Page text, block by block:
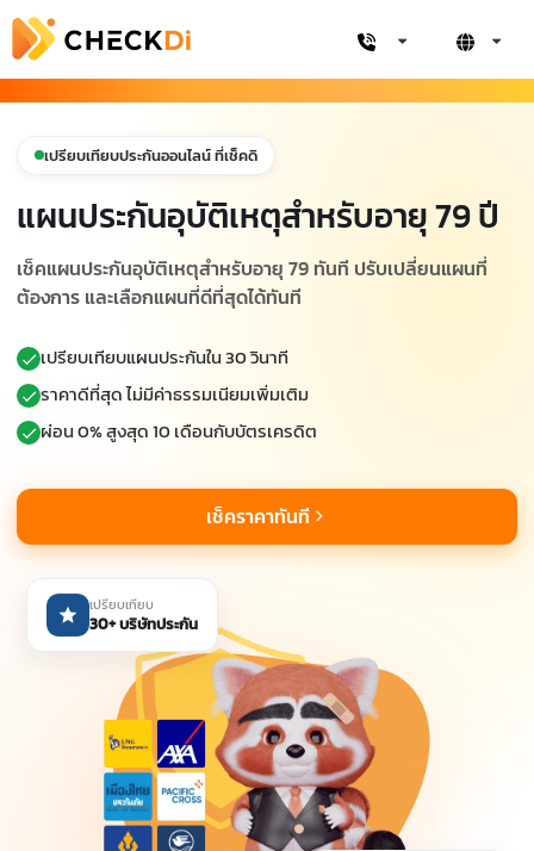
เปรียบเทียบประกันออนไลน์ ที่เช็คดิ
แผนประกันอุบัติเหตุสำหรับอายุ 79 ปี
เช็คแผนประกันอุบัติเหตุสำหรับอายุ 79 ทันที ปรับเปลี่ยนแผนที่
ต้องการ และเลือกแผนที่ดีที่สุดได้ทันที
เปรียบเทียบแผนประกันใน 30 วินาที
ราคาดีที่สุด ไม่มีค่าธรรมเนียมเพิ่มเติม
ผ่อน 0% สูงสุด 10 เดือนกับบัตรเครดิต
เช็คราคาทันที
เปรียบเทียบ
30+ บริษัทประกัน